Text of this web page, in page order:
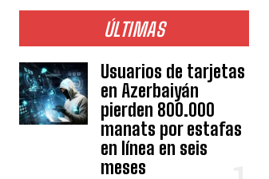
ÚLTIMAS
Usuarios de tarjetas
en Azerbaiyán
pierden 800.000
manats por estafas
en línea en seis
meses